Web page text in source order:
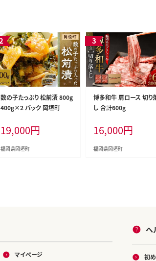
数の子たっぷり 松前漬 800g
400g×2 パック 岡垣町
19,000円
福岡県岡垣町
博多和牛 肩ロース 切り
し 合計600g
16,000円
福岡県岡垣町
マイページ
ヘ
初